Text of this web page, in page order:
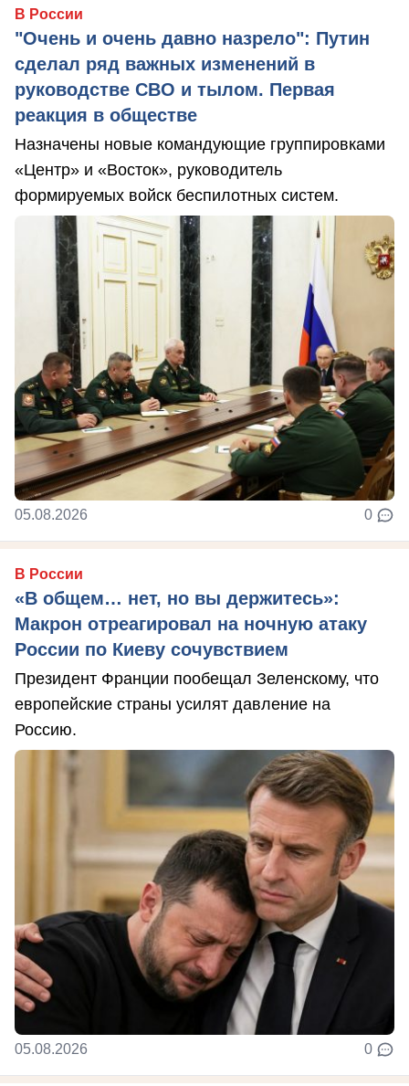
В России
"Очень и очень давно назрело": Путин
сделал ряд важных изменений в
руководстве СВО и тылом. Первая
реакция в обществе
Назначены новые командующие группировками
«Центр» и «Восток», руководитель
формируемых войск беспилотных систем.
05.08.2026 0
В России
«В общем… нет, но вы держитесь»:
Макрон отреагировал на ночную атаку
России по Киеву сочувствием
Президент Франции пообещал Зеленскому, что
европейские страны усилят давление на
Россию.
05.08.2026 0